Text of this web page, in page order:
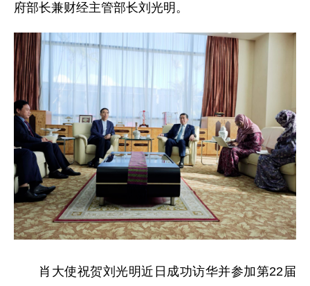
府部长兼财经主管部长刘光明。
肖大使祝贺刘光明近日成功访华并参加第22届